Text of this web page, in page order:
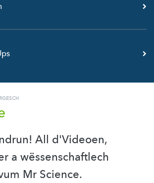
All d'Videoen,
a wëssenschaftlech
Mr Science.